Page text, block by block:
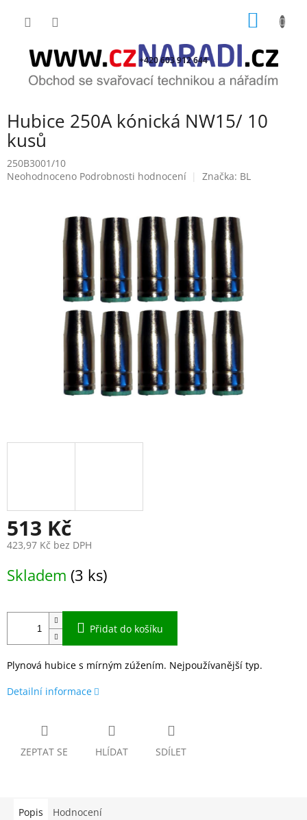
+420 603 912 644
Hubice 250A kónická NW15/ 10
kusů
250B3001/10
Průměrné
Neohodnoceno Podrobnosti hodnocení Značka: BL
513 Kč
423,97 Kč bez DPH
cena:
Skladem (3 ks)
Přidat do košíku
Plynová hubice s mírným zúžením. Nejpoužívanější typ.
Detailní informace
ZEPTAT SE HLÍDAT SDÍLET
Popis Hodnocení